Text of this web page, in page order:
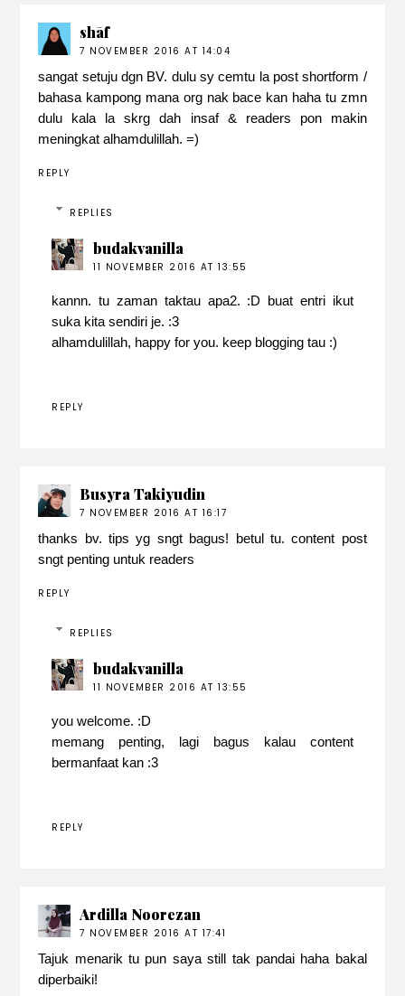
shāf
7 NOVEMBER 2016 AT 14:04
sangat setuju dgn BV. dulu sy cemtu la post shortform /
bahasa kampong mana org nak bace kan haha tu zmn
dulu kala la skrg dah insaf & readers pon makin
meningkat alhamdulillah. =)
REPLY
REPLIES
budakvanilla
11 NOVEMBER 2016 AT 13:55
kannn. tu zaman taktau apa2. :D buat entri ikut
suka kita sendiri je. :3
alhamdulillah, happy for you. keep blogging tau :)
REPLY
Busyra Takiyudin
7 NOVEMBER 2016 AT 16:17
thanks bv. tips yg sngt bagus! betul tu. content post
sngt penting untuk readers
REPLY
REPLIES
budakvanilla
11 NOVEMBER 2016 AT 13:55
you welcome. :D
memang penting, lagi bagus kalau content
bermanfaat kan :3
REPLY
Ardilla Noorezan
7 NOVEMBER 2016 AT 17:41
Tajuk menarik tu pun saya still tak pandai haha bakal
diperbaiki!